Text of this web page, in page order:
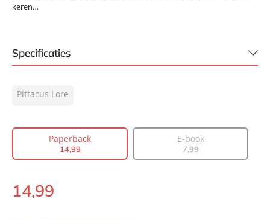
keren…
Specificaties
NUR:
Auteur(s):
Pittacus Lore
Guus van der Made, Joost van der
Aantal pagina's:
Pittacus Lore
Paperback
14,99
E-book
7,99
Paperback:
14,99